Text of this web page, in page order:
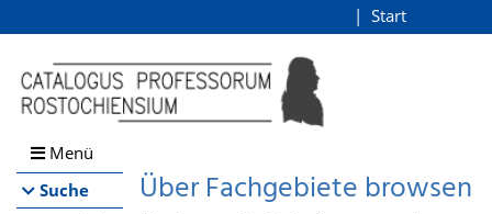
Browsen
direkt zum Inhalt
Start
Menü
Suche
Über Fachgebiete browsen